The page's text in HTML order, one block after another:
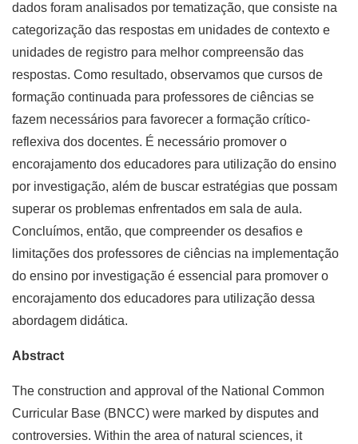
dados foram analisados por tematização, que consiste na
categorização das respostas em unidades de contexto e
unidades de registro para melhor compreensão das
respostas. Como resultado, observamos que cursos de
formação continuada para professores de ciências se
fazem necessários para favorecer a formação crítico-
reflexiva dos docentes. É necessário promover o
encorajamento dos educadores para utilização do ensino
por investigação, além de buscar estratégias que possam
superar os problemas enfrentados em sala de aula.
Concluímos, então, que compreender os desafios e
limitações dos professores de ciências na implementação
do ensino por investigação é essencial para promover o
encorajamento dos educadores para utilização dessa
abordagem didática.
Abstract
The construction and approval of the National Common
Curricular Base (BNCC) were marked by disputes and
controversies. Within the area of ​​natural sciences, it